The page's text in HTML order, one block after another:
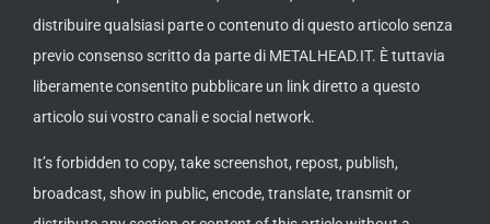
distribuire qualsiasi parte o contenuto di questo articolo senza
previo consenso scritto da parte di METALHEAD.IT. È tuttavia
liberamente consentito pubblicare un link diretto a questo
articolo sui vostro canali e social network.
It’s forbidden to copy, take screenshot, repost, publish,
broadcast, show in public, encode, translate, transmit or